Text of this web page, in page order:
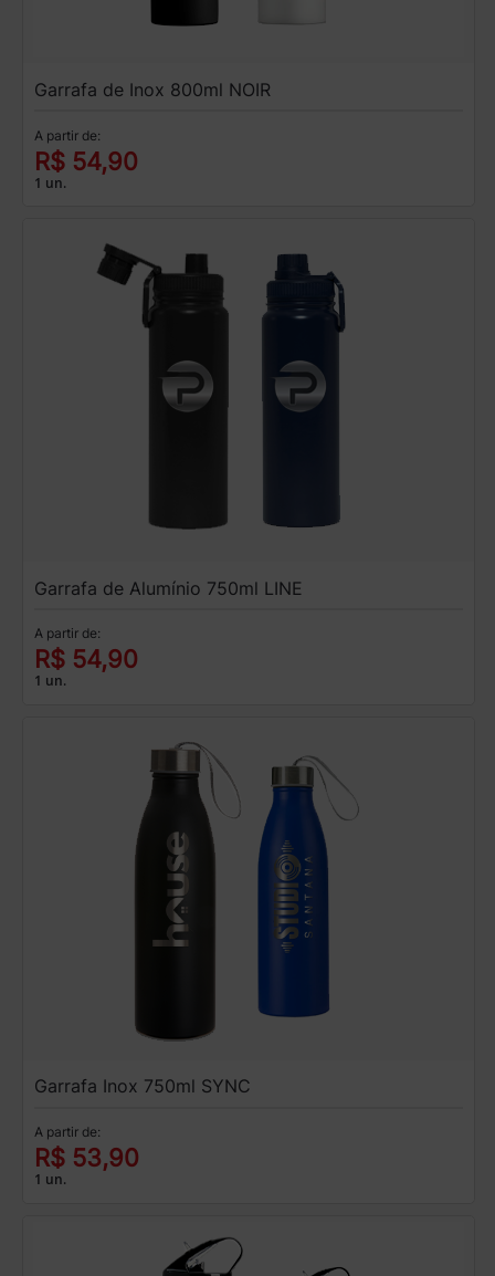
Garrafa de Inox 800ml NOIR
A partir de:
R$ 54,90
1 un.
Garrafa de Alumínio 750ml LINE
A partir de:
R$ 54,90
1 un.
Garrafa Inox 750ml SYNC
A partir de:
R$ 53,90
1 un.